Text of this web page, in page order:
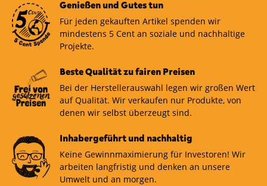
Genießen und Gutes tun
Für jeden gekauften Artikel spenden wir
mindestens 5 Cent an soziale und nachhaltige
Projekte.
Beste Qualität zu fairen Preisen
Bei der Herstellerauswahl legen wir großen Wert
auf Qualität. Wir verkaufen nur Produkte, von
denen wir selbst überzeugt sind.
Inhabergeführt und nachhaltig
Keine Gewinnmaximierung für Investoren! Wir
arbeiten langfristig und denken an unsere
Umwelt und an morgen.